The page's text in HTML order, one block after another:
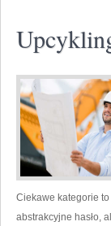
Ciekawe kategorie
abstrakcyjne hasło,